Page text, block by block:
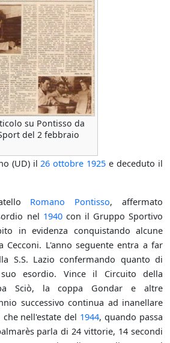
su Pontisso da
del 2 febbraio
(UD) il26 ottobre 1925 e deceduto il
Romano Pontisso, affermato
nel 1940con il Gruppo Sportivo
in evidenza conquistando alcune
Cecconi. L'anno seguente entra a far
S.S. Lazio confermando quanto di
esordio. Vince il Circuito della
Sciò, la coppa Gondar e altre
successivo continua ad inanellare
che nell'estate del 1944, quando passa
parla di 24 vittorie, 14 secondi